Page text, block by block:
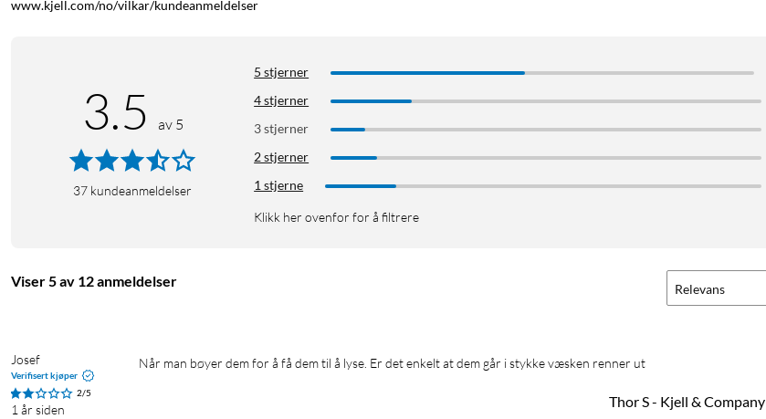
www.kjell.com/no/vilkar/kundeanmeldelser
3.5 av 5
37 kundeanmeldelser
5 stjerner
4 stjerner
3 stjerner
2 stjerner
1 stjerne
Klikk her ovenfor for å filtrere
Viser 5 av 12 anmeldelser Relevans
Josef
Verifisert kjøper
2/5
1 år siden
Når man bøyer dem for å få dem til å lyse. Er det enkelt at dem går i stykke væsken renner ut
Thor S - Kjell & Company